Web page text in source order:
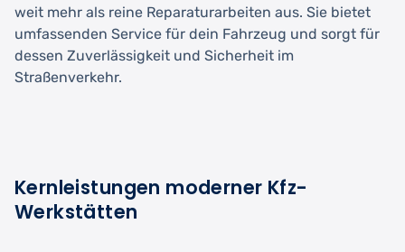
weit mehr als reine Reparaturarbeiten aus. Sie bietet
umfassenden Service für dein Fahrzeug und sorgt für
dessen Zuverlässigkeit und Sicherheit im
Straßenverkehr.
Kernleistungen moderner Kfz-
Werkstätten